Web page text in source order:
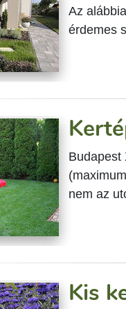
Az
érdemes
Budapest
nem az
Kis